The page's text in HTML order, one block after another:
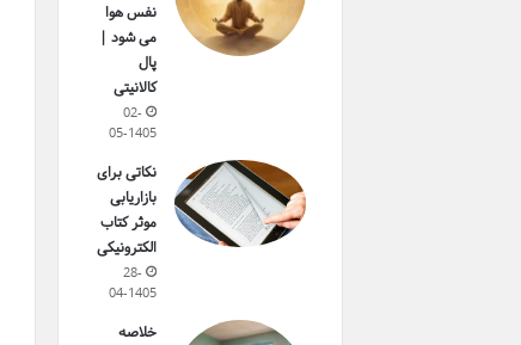
نفس هوا
می شود |
پال
کالانیتی
02-
05-1405
نکاتی برای
بازاریابی
موثر کتاب
الکترونیکی
28-
04-1405
خلاصه